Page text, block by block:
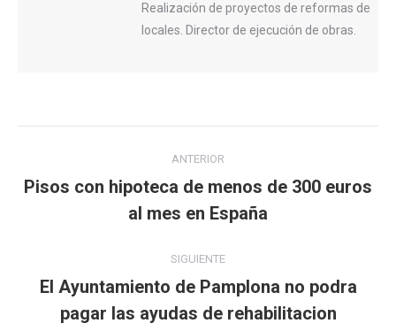
Realización de proyectos de reformas de
locales. Director de ejecución de obras.
entre
publicaciones
ANTERIOR
Publicación
anterior:
Pisos con hipoteca de menos de 300 euros
al mes en España
SIGUIENTE
Publicación
siguiente:
El Ayuntamiento de Pamplona no podra
pagar las ayudas de rehabilitacion